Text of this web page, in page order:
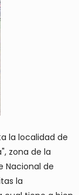
la localidad de
zona de la
Nacional de
la